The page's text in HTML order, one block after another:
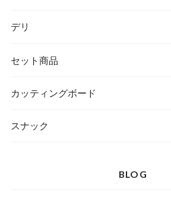
デリ
セット商品
カッティングボード
スナック
BLOG